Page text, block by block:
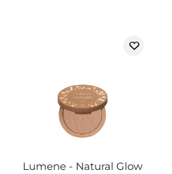
Lumene - Natural Glow